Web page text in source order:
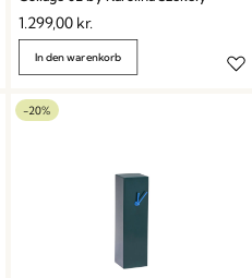
1.299,00 kr.
In den warenkorb
-20%